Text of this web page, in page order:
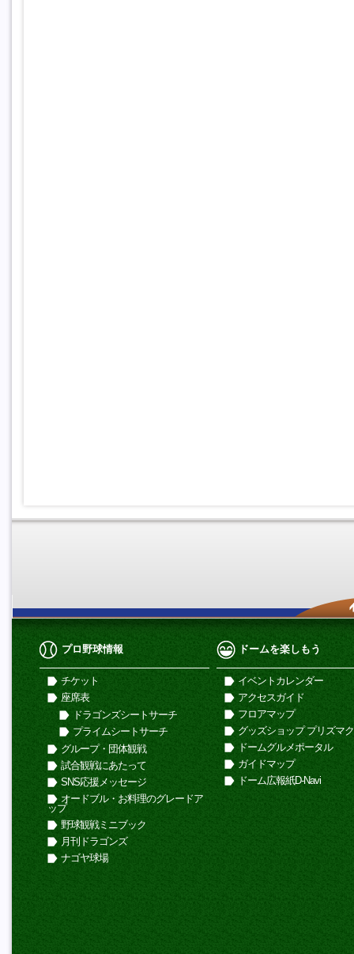
プロ野球情報
チケット
座席表
ドラゴンズシートサーチ
プライムシートサーチ
グループ・団体観戦
試合観戦にあたって
SNS応援メッセージ
オードブル・お料理のグレードア
ップ
野球観戦ミニブック
月刊ドラゴンズ
ナゴヤ球場
ドームを楽しもう
イベントカレンダー
アクセスガイド
フロアマップ
グッズショップ プリズマ
ドームグルメポータル
ガイドマップ
ドーム広報紙D-Navi